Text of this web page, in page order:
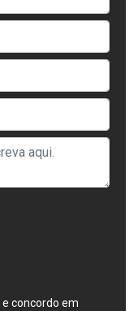
e concordo em